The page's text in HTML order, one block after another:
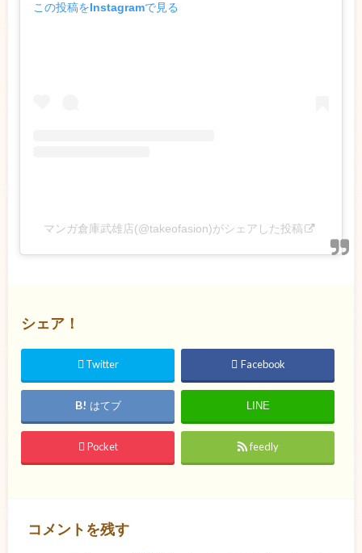
この投稿をInstagramで見る
マンガ倉庫武雄店(@takeofasion)がシェアした投稿
シェア！
Twitter Facebook
はてブ LINE
Pocket feedly
コメントを残す